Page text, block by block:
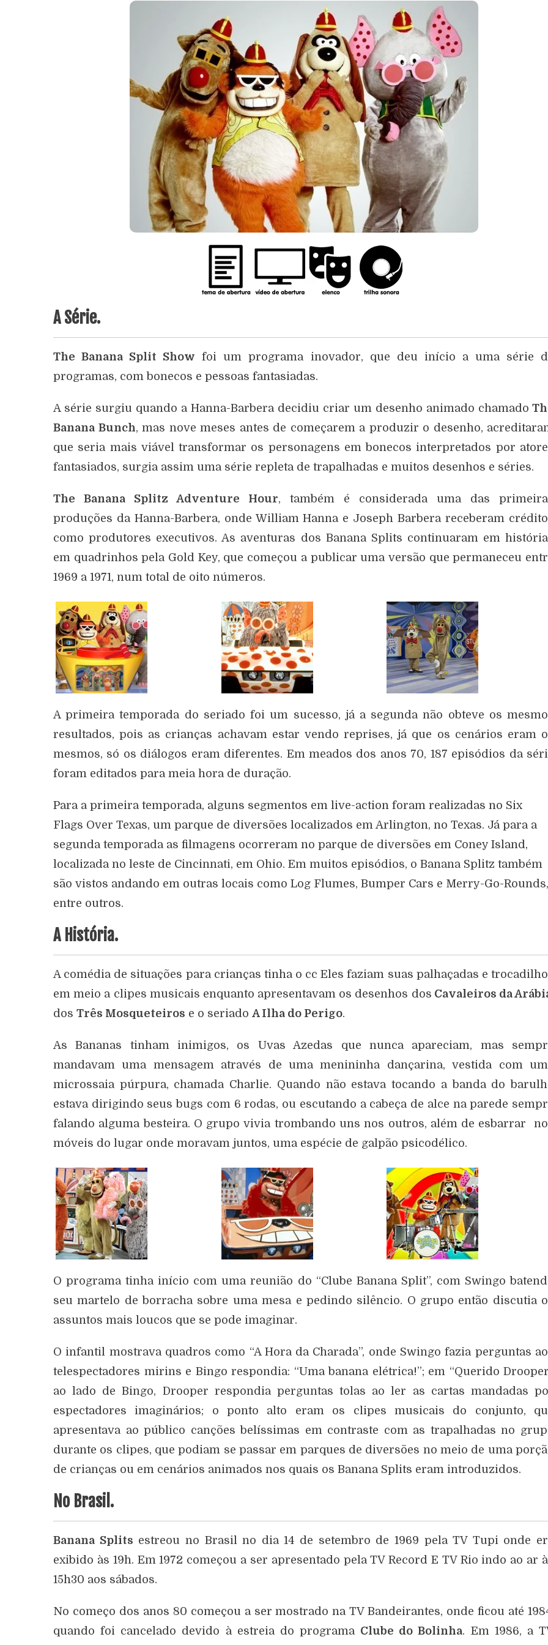
A Série.
The Banana Split Show foi um programa inovador, que deu início a uma série
programas, com bonecos e pessoas fantasiadas.
A série surgiu quando a Hanna-Barbera decidiu criar um desenho animado chamado
Banana Bunch, mas nove meses antes de começarem a produzir o desenho,
que seria mais viável transformar os personagens em bonecos interpretados por
fantasiados, surgia assim uma série repleta de trapalhadas e muitos desenhos e séries.
The Banana Splitz Adventure Hour, também é considerada uma das
produções da Hanna-Barbera, onde William Hanna e Joseph Barbera receberam
como produtores executivos. As aventuras dos Banana Splits continuaram em
em quadrinhos pela Gold Key, que começou a publicar uma versão que permaneceu
1969 a 1971, num total de oito números.
A primeira temporada do seriado foi um sucesso, já a segunda não obteve os
resultados, pois as crianças achavam estar vendo reprises, já que os cenários eram
mesmos, só os diálogos eram diferentes. Em meados dos anos 70, 187 episódios da
foram editados para meia hora de duração.
Para a primeira temporada, alguns segmentos em live-action foram realizadas no Six
Flags Over Texas, um parque de diversões localizados em Arlington, no Texas. Já para a
segunda temporada as filmagens ocorreram no parque de diversões em Coney Island,
localizada no leste de Cincinnati, em Ohio. Em muitos episódios, o Banana Splitz também
são vistos andando em outras locais como Log Flumes, Bumper Cars e Merry-Go-Rounds,
entre outros.
A História.
A comédia de situações para crianças tinha o cc Eles faziam suas palhaçadas e
em meio a clipes musicais enquanto apresentavam os desenhos dos Cavaleiros da
dos Três Mosqueteiros e o seriado A Ilha do Perigo.
As Bananas tinham inimigos, os Uvas Azedas que nunca apareciam, mas
mandavam uma mensagem através de uma menininha dançarina, vestida com
microssaia púrpura, chamada Charlie. Quando não estava tocando a banda do
estava dirigindo seus bugs com 6 rodas, ou escutando a cabeça de alce na parede
falando alguma besteira. O grupo vivia trombando uns nos outros, além de esbarrar
móveis do lugar onde moravam juntos, uma espécie de galpão psicodélico.
O programa tinha início com uma reunião do “Clube Banana Split”, com Swingo
seu martelo de borracha sobre uma mesa e pedindo silêncio. O grupo então discutia
assuntos mais loucos que se pode imaginar.
O infantil mostrava quadros como “A Hora da Charada”, onde Swingo fazia perguntas
telespectadores mirins e Bingo respondia: “Uma banana elétrica!”; em “Querido
ao lado de Bingo, Drooper respondia perguntas tolas ao ler as cartas mandadas
espectadores imaginários; o ponto alto eram os clipes musicais do conjunto,
apresentava ao público canções belíssimas em contraste com as trapalhadas no
durante os clipes, que podiam se passar em parques de diversões no meio de uma
de crianças ou em cenários animados nos quais os Banana Splits eram introduzidos.
No Brasil.
Banana Splits estreou no Brasil no dia 14 de setembro de 1969 pela TV Tupi onde
exibido às 19h. Em 1972 começou a ser apresentado pela TV Record E TV Rio indo ao ar
15h30 aos sábados.
No começo dos anos 80 começou a ser mostrado na TV Bandeirantes, onde ficou até
quando foi cancelado devido à estreia do programa Clube do Bolinha. Em 1986, a